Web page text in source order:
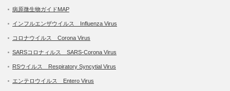
病原微生物ガイドMAP
インフルエンザウイルス Influenza Virus
コロナウイルス Corona Virus
SARSコロナィルス SARS-Corona Virus
RSウイルス Respiratory Syncytial Virus
エンテロウイルス Entero Virus